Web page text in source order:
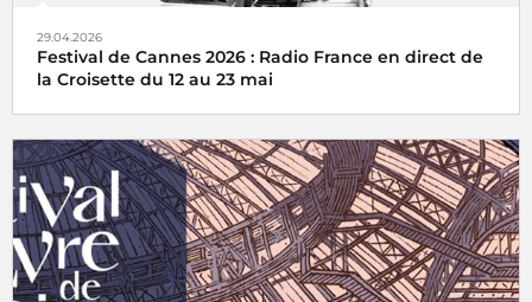
29.04.2026
Festival de Cannes 2026 : Radio France en direct de
la Croisette du 12 au 23 mai
Radio France, partenaire historique du Festival de Cannes